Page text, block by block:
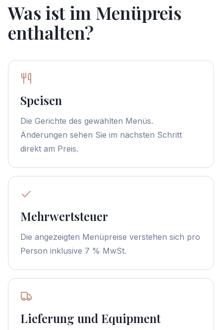
Was ist im Menüpreis
enthalten?
Speisen
Die Gerichte des gewählten Menüs.
Änderungen sehen Sie im nächsten Schritt
direkt am Preis.
Mehrwertsteuer
Die angezeigten Menüpreise verstehen sich pro
Person inklusive 7 % MwSt.
Lieferung und Equipment